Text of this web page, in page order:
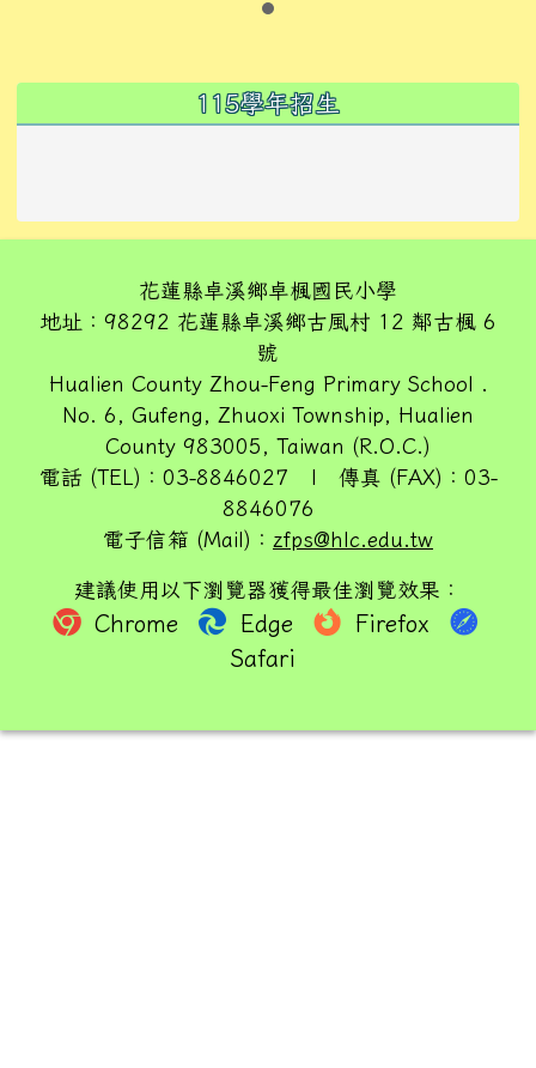
115學年招生
花蓮縣卓溪鄉卓楓國民小學
地址：98292 花蓮縣卓溪鄉古風村 12 鄰古楓 6
號
Hualien County Zhou-Feng Primary School .
No. 6, Gufeng, Zhuoxi Township, Hualien
County 983005, Taiwan (R.O.C.)
電話 (TEL)：03-8846027 | 傳真 (FAX)：03-
8846076
電子信箱 (Mail)： zfps@hlc.edu.tw
建議使用以下瀏覽器獲得最佳瀏覽效果：
Chrome Edge
Firefox
Safari